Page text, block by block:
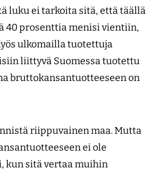
luku ei tarkoita sitä, että täällä
40 prosenttia menisi vientiin,
ulkomailla tuotettuja
liittyvä Suomessa tuotettu
bruttokansantuotteeseen on
riippuvainen maa. Mutta
ei ole
kun sitä vertaa muihin